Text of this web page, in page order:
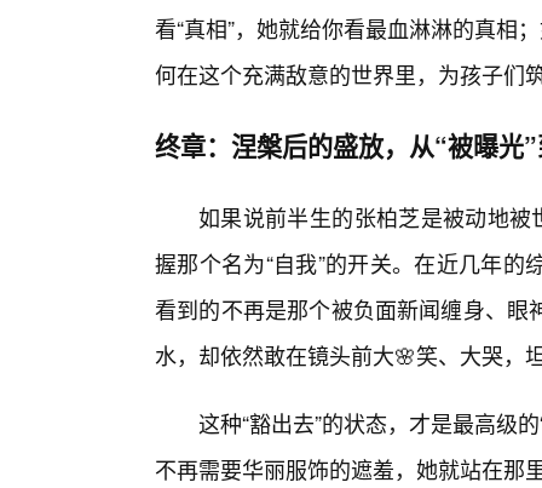
看“真相”，她就给你看最血淋淋的真相
何在这个充满敌意的世界里，为孩子们
终章：涅槃后的盛放，从“被曝光
如果说前半生的张柏芝是被动地被
握那个名为“自我”的开关。在近几年
看到的不再是那个被负面新闻缠身、
水，却依然敢在镜头前大🌸笑、大哭，
这种“豁出去”的状态，才是最高级
不再需要华丽服饰的遮羞，她就站在那